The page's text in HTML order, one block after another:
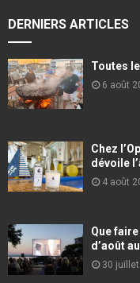
DERNIERS ARTICLES
Toutes
6 août
Chez
dévoile
4 août
Que
d’août
30